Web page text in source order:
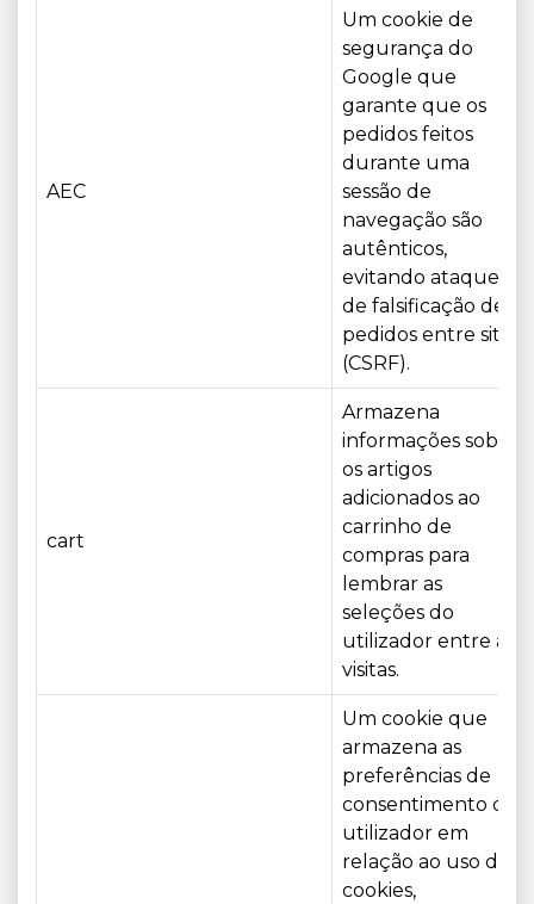
AEC
Um cookie de
segurança do
Google que
garante que os
pedidos feitos
durante uma
sessão de
navegação são
autênticos,
evitando ataques
de falsificação de
pedidos entre sites
(CSRF).
cart
Armazena
informações sobre
os artigos
adicionados ao
carrinho de
compras para
lembrar as
seleções do
utilizador entre as
visitas.
Um cookie que
armazena as
preferências de
consentimento do
utilizador em
relação ao uso de
cookies,